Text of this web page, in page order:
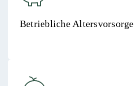
Betriebliche Altersvorsorge